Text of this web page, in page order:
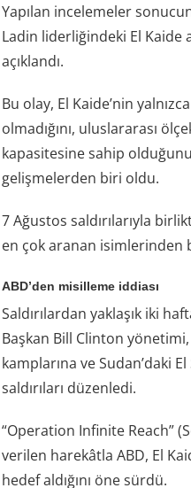
Yapılan incelemeler
Ladin liderliğindeki El Kaide
açıklandı.
Bu olay, El Kaide’nin
olmadığını, uluslararası
kapasitesine sahip
gelişmelerden biri oldu.
7 Ağustos saldırılarıyla
en çok aranan isimlerinden
ABD’den misilleme iddiası
Saldırılardan yaklaşık iki
Başkan Bill Clinton
kamplarına ve Sudan’daki
saldırıları düzenledi.
“Operation Infinite Reach”
verilen harekâtla ABD, El
hedef aldığını öne sürdü.